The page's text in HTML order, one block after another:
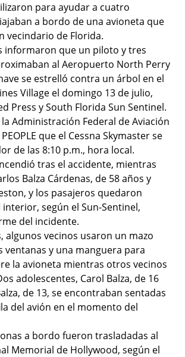
para ayudar a cuatro
a bordo de una avioneta que
vecindario de Florida.
informaron que un piloto y tres
al Aeropuerto North Perry
se estrelló contra un árbol en el
Village el domingo 13 de julio,
Press y South Florida Sun Sentinel.
Administración Federal de Aviación
que el Cessna Skymaster se
de las 8:10 p.m., hora local.
tras el accidente, mientras
Balza Cárdenas, de 58 años y
y los pasajeros quedaron
según el Sun-Sentinel,
del incidente.
algunos vecinos usaron un mazo
ventanas y una manguera para
la avioneta mientras otros vecinos
adolescentes, Carol Balza, de 16
de 13, se encontraban sentadas
del avión en el momento del
a bordo fueron trasladadas al
Memorial de Hollywood, según el